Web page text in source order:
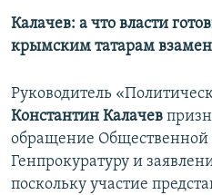
Калачев: а что власти
крымским татарам
Руководитель
Константин Калачев
обращение Общественной
Генпрокуратуру и
поскольку участие